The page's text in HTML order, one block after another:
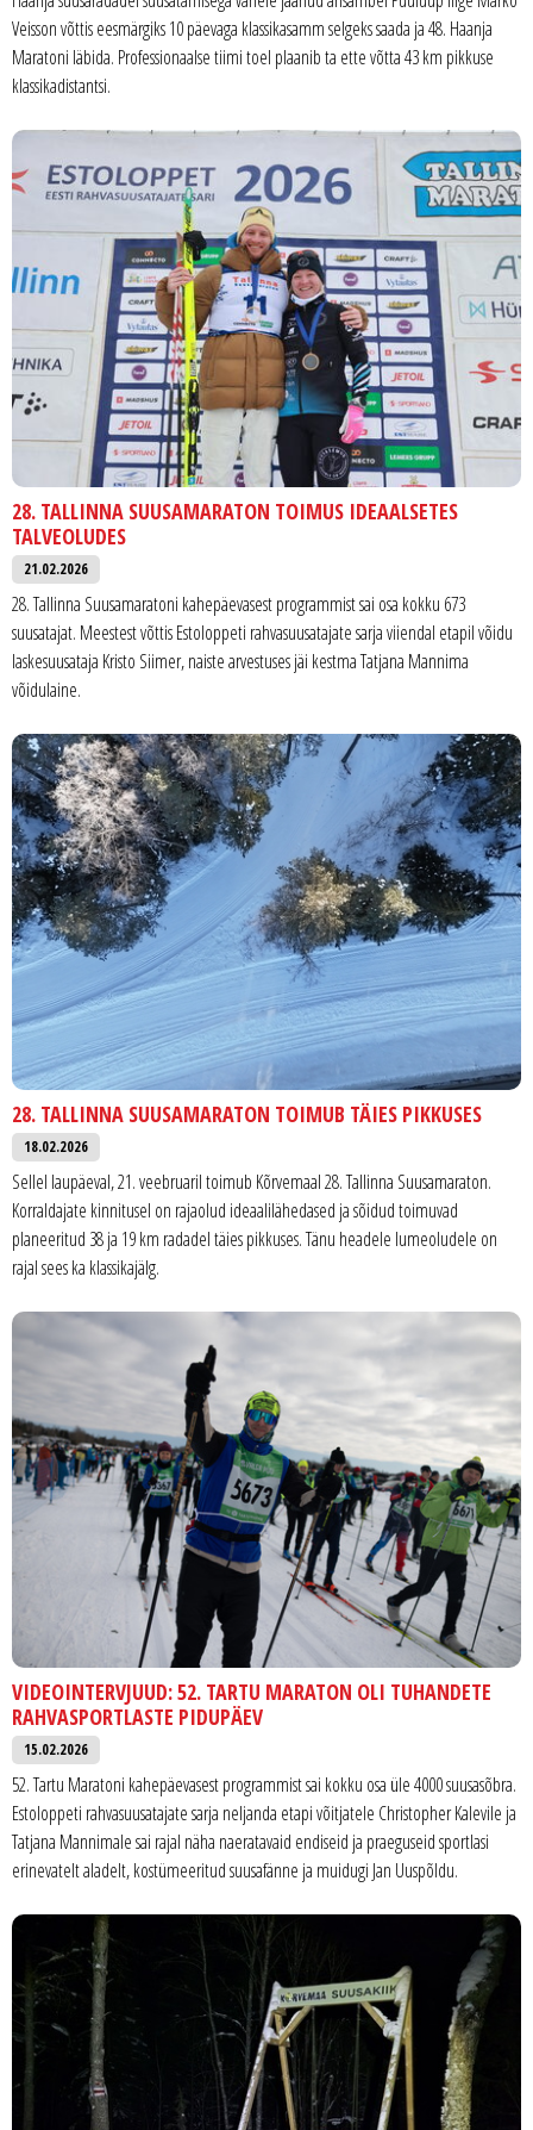
Veisson võttis eesmärgiks 10 päevaga klassikasamm selgeks saada ja 48. Haanja
Maratoni läbida. Professionaalse tiimi toel plaanib ta ette võtta 43 km pikkuse
klassikadistantsi.
28. TALLINNA SUUSAMARATON TOIMUS IDEAALSETES
TALVEOLUDES
21.02.2026
28. Tallinna Suusamaratoni kahepäevasest programmist sai osa kokku 673
suusatajat. Meestest võttis Estoloppeti rahvasuusatajate sarja viiendal etapil võidu
laskesuusataja Kristo Siimer, naiste arvestuses jäi kestma Tatjana Mannima
võidulaine.
28. TALLINNA SUUSAMARATON TOIMUB TÄIES PIKKUSES
18.02.2026
Sellel laupäeval, 21. veebruaril toimub Kõrvemaal 28. Tallinna Suusamaraton.
Korraldajate kinnitusel on rajaolud ideaalilähedased ja sõidud toimuvad
planeeritud 38 ja 19 km radadel täies pikkuses. Tänu headele lumeoludele on
rajal sees ka klassikajälg.
VIDEOINTERVJUUD: 52. TARTU MARATON OLI TUHANDETE
RAHVASPORTLASTE PIDUPÄEV
15.02.2026
52. Tartu Maratoni kahepäevasest programmist sai kokku osa üle 4000 suusasõbra.
Estoloppeti rahvasuusatajate sarja neljanda etapi võitjatele Christopher Kalevile ja
Tatjana Mannimale sai rajal näha naeratavaid endiseid ja praeguseid sportlasi
erinevatelt aladelt, kostümeeritud suusafänne ja muidugi Jan Uuspõldu.